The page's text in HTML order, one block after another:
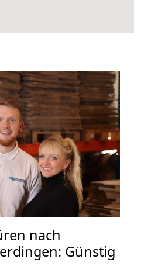
nach
Günstig